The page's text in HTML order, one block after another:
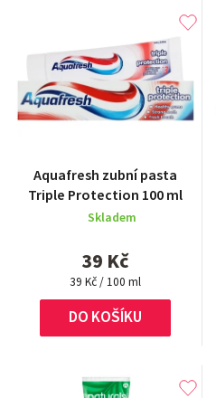
Aquafresh zubní pasta
Triple Protection 100 ml
Skladem
39 Kč
Měrná
cena:
39 Kč / 100 ml
DO KOŠÍKU